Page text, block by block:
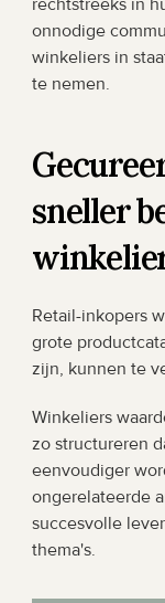
onnodige
winkeliers in
te nemen.
sneller
Retail-inkopers
grote
zijn, kunnen te
Winkeliers
zo structureren
eenvoudiger
ongerelateerde
succesvolle
thema's.